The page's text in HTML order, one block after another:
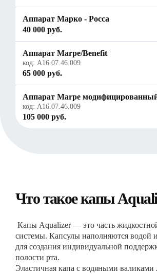
Аппарат Марко - Росса
40 000 руб.
Аппарат Marpe/Benefit
код: А16.07.46.009
65 000 руб.
Аппарат Marpe
код: А16.07.46.009
105 000 руб.
Что такое капы
Капы Aqualizer — это часть
системы. Капсулы наполняются водой
для создания индивидуальной
полости рта.
Эластичная капа с водяными валиками